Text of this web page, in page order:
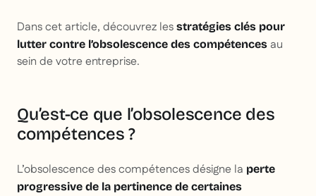
Dans cet article, découvrez les stratégies clés pour
lutter contre l’obsolescence des compétences au
sein de votre entreprise.
Qu’est-ce que l’obsolescence des
compétences ?
L’obsolescence des compétences désigne la perte
progressive de la pertinence de certaines